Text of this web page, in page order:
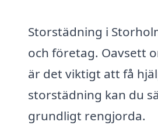
Storstädning i
och företag. Oavsett
är det viktigt att få
storstädning kan du
grundligt rengjorda.